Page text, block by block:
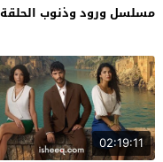
مسلسل ورود وذنوب الحلقة 31
02:19:11